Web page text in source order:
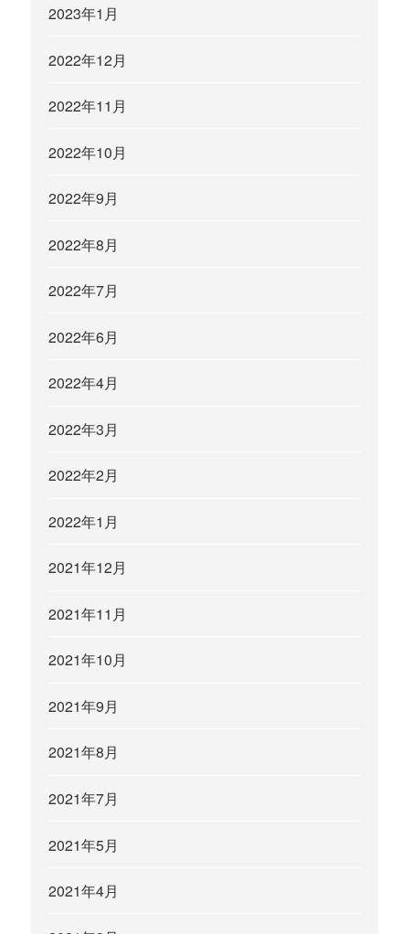
2023年1月
2022年12月
2022年11月
2022年10月
2022年9月
2022年8月
2022年7月
2022年6月
2022年4月
2022年3月
2022年2月
2022年1月
2021年12月
2021年11月
2021年10月
2021年9月
2021年8月
2021年7月
2021年5月
2021年4月